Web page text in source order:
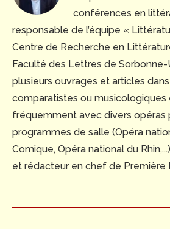
conférences en
responsable de l’équipe «
Centre de Recherche en
Faculté des Lettres de Sorbonne-
plusieurs ouvrages et articles
comparatistes ou musicologiques
fréquemment avec divers opéras
programmes de salle (Opéra
Comique, Opéra national du
et rédacteur en chef de Première